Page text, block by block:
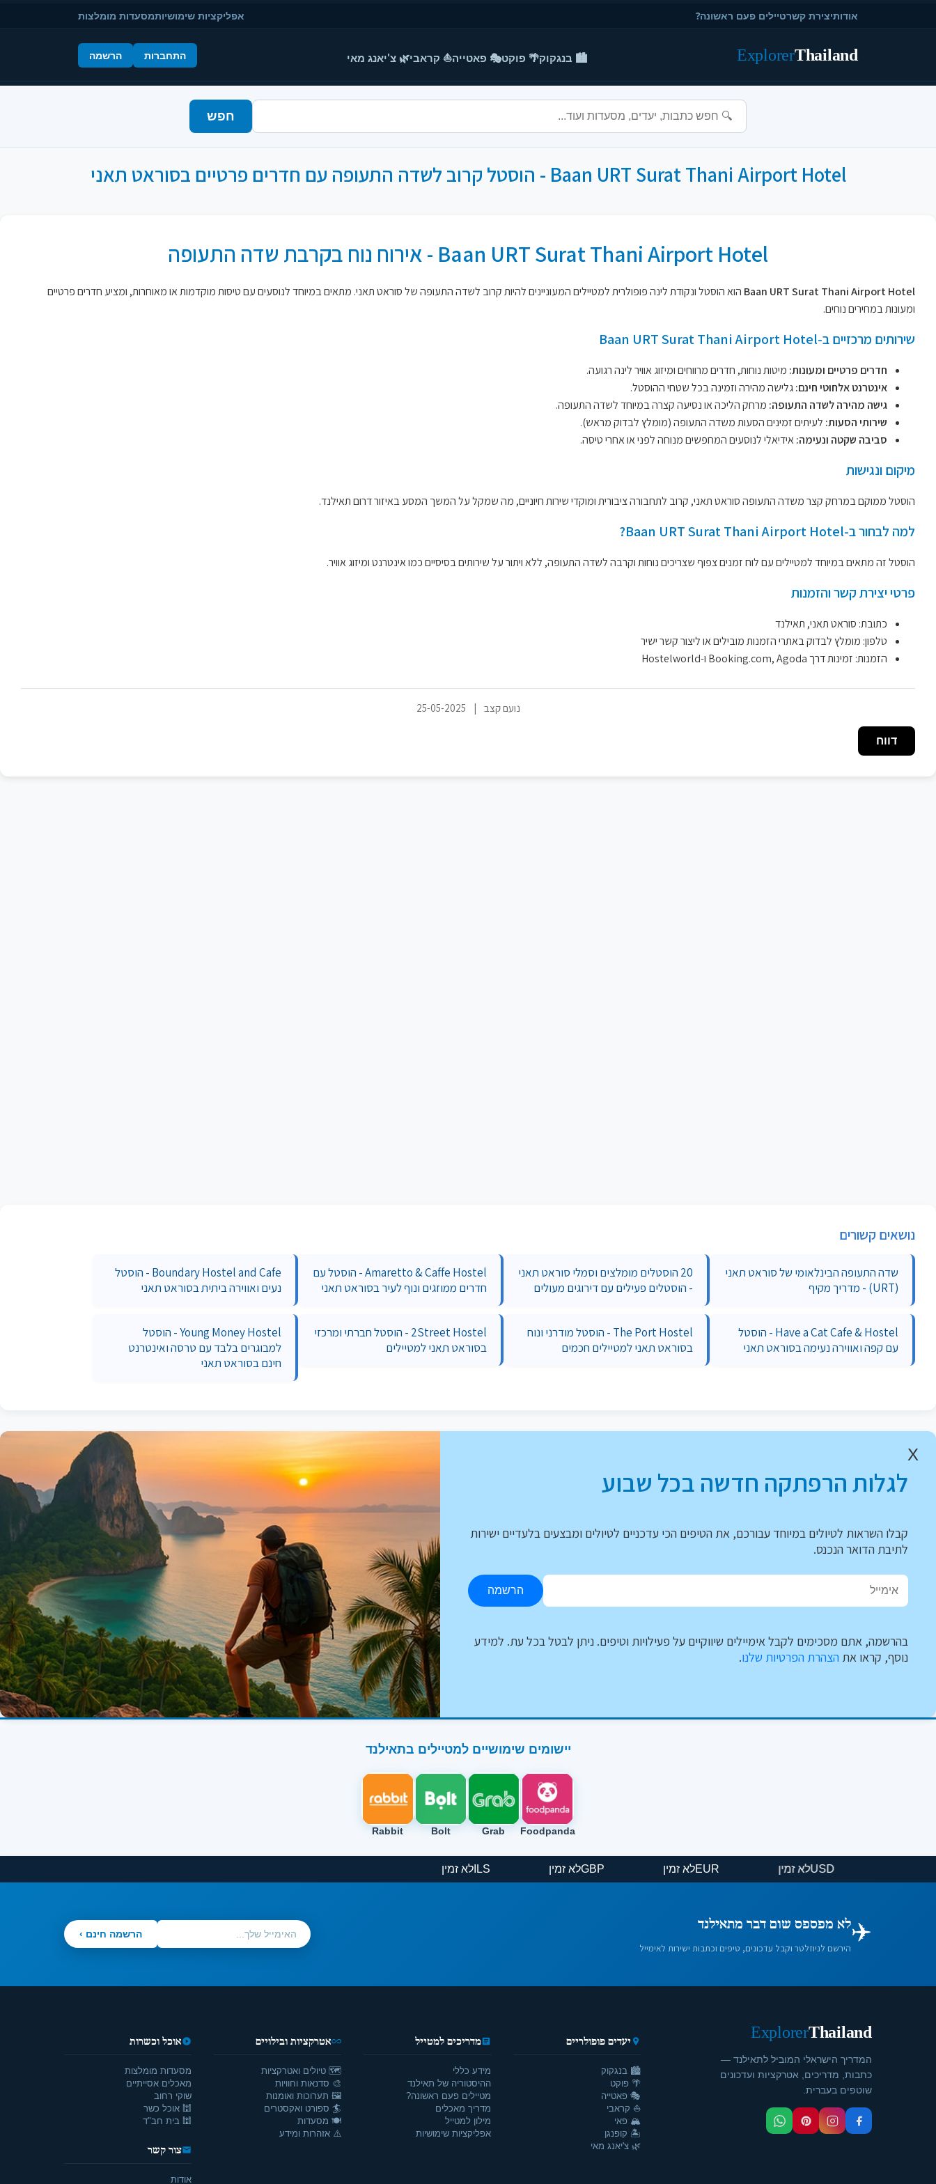
אודותיצירת קשרטיילים פעם ראשונה? אפליקציות שימושיותמסעדות מומלצות
Thailand
Explorer 🏙️ בנגקוק🌴 פוקט🎭 פאטייה⛵ קראבי🌿 צ'יאנג מאי התחברות הרשמה
חפש
Baan URT Surat Thani Airport Hotel - הוסטל קרוב לשדה התעופה עם חדרים פרטיים בסוראט תאני
Baan URT Surat Thani Airport Hotel - אירוח נוח בקרבת שדה התעופה
Baan URT Surat Thani Airport Hotel הוא הוסטל ונקודת לינה פופולרית למטיילים המעוניינים להיות קרוב לשדה התעופה של סוראט תאני. מתאים במיוחד לנוסעים עם טיסות מוקדמות או מאוחרות, ומציע חדרים פרטיים
ומעונות במחירים נוחים.
שירותים מרכזיים ב-Baan URT Surat Thani Airport Hotel
חדרים פרטיים ומעונות: מיטות נוחות, חדרים מרווחים ומיזוג אוויר לינה רגועה.
אינטרנט אלחוטי חינם:גלישה מהירה וזמינה בכל שטחי ההוסטל.
גישה מהירה לשדה התעופה: מרחק הליכה או נסיעה קצרה במיוחד לשדה התעופה.
שירותי הסעות: לעיתים זמינים הסעות משדה התעופה (מומלץ לבדוק מראש).
סביבה שקטה ונעימה:אידיאלי לנוסעים המחפשים מנוחה לפני או אחרי טיסה.
מיקום ונגישות
הוסטל ממוקם במרחק קצר משדה התעופה סוראט תאני, קרוב לתחבורה ציבורית ומוקדי שירות חיוניים, מה שמקל על המשך המסע באיזור דרום תאילנד.
למה לבחור ב-Baan URT Surat Thani Airport Hotel?
הוסטל זה מתאים במיוחד למטיילים עם לוח זמנים צפוף שצריכים נוחות וקרבה לשדה התעופה, ללא ויתור על שירותים בסיסיים כמו אינטרנט ומיזוג אוויר.
פרטי יצירת קשר והזמנות
כתובת: סוראט תאני, תאילנד
טלפון: מומלץ לבדוק באתרי הזמנות מובילים או ליצור קשר ישיר
הזמנות: זמינות דרך Booking.com, Agoda ו-Hostelworld
נועם קצב |
25-05-2025
דווח
נושאים קשורים
שדה התעופה הבינלאומי של סוראט תאני
(URT) - מדריך מקיף
20 הוסטלים מומלצים וסמלי סוראט תאני
- הוסטלים פעילים עם דירוגים מעולים
Amaretto & Caffe Hostel - הוסטל עם
חדרים ממוזגים ונוף לעיר בסוראט תאני
Boundary Hostel and Cafe - הוסטל
נעים ואווירה ביתית בסוראט תאני
Have a Cat Cafe & Hostel - הוסטל
עם קפה ואווירה נעימה בסוראט תאני
The Port Hostel - הוסטל מודרני ונוח
בסוראט תאני למטיילים חכמים
2Street Hostel - הוסטל חברתי ומרכזי
בסוראט תאני למטיילים
Young Money Hostel - הוסטל
למבוגרים בלבד עם טרסה ואינטרנט
חינם בסוראט תאני
X
לגלות הרפתקה חדשה בכל שבוע
קבלו השראות לטיולים במיוחד עבורכם, את הטיפים הכי עדכניים לטיולים ומבצעים בלעדיים ישירות
לתיבת הדואר הנכנס.
הרשמה
בהרשמה, אתם מסכימים לקבל אימיילים שיווקיים על פעילויות וטיפים. ניתן לבטל בכל עת. למידע
נוסף, קראו את הצהרת הפרטיות שלנו.
יישומים שימושיים למטיילים בתאילנד
Foodpanda
Grab
Bolt
Rabbit
USDלא זמין EURלא זמין GBPלא זמין ILSלא זמין
✈️לא מפספס שום דבר מתאילנד
הירשם לניוזלטר וקבל עדכונים, טיפים וכתבות ישירות לאימייל
הרשמה חינם ›
Thailand
Explorer
המדריך הישראלי המוביל לתאילנד —
כתבות, מדריכים, אטרקציות ועדכונים
שוטפים בעברית.
יעדים פופולריים
🏙️ בנגקוק
🌴 פוקט
🎭 פאטייה
⛵ קראבי
🏔️ פאי
🏝️ קופנגן
🌿 צ'יאנג מאי
מדריכים למטייל
מידע כללי
ההיסטוריה של תאילנד
מטיילים פעם ראשונה?
מדריך מאכלים
מילון למטייל
אפליקציות שימושיות
אטרקציות ובילויים
🗺️ טיולים ואטרקציות
🎨 סדנאות וחוויות
🖼️ תערוכות ואומנות
🏄 ספורט ואקסטרים
🍽️ מסעדות
⚠️ אזהרות ומידע
אוכל וכשרות
מסעדות מומלצות
מאכלים אסייתיים
שוקי רחוב
🕍 אוכל כשר
🕍 בית חב"ד
צור קשר
אודות